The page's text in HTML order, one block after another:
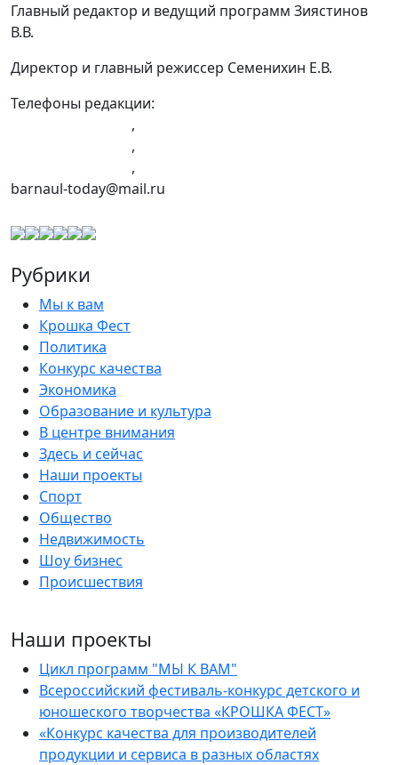
Главный редактор и ведущий программ Зиястинов
В.В.
Директор и главный режиссер Семенихин Е.В.
Телефоны редакции:
,
,
,
barnaul-today@mail.ru
Рубрики
Мы к вам
Крошка Фест
Политика
Конкурс качества
Экономика
Образование и культура
В центре внимания
Здесь и сейчас
Наши проекты
Спорт
Общество
Недвижимость
Шоу бизнес
Происшествия
Наши проекты
Цикл программ "МЫ К ВАМ"
Всероссийский фестиваль-конкурс детского и
юношеского творчества «КРОШКА ФЕСТ»
«Конкурс качества для производителей
продукции и сервиса в разных областях